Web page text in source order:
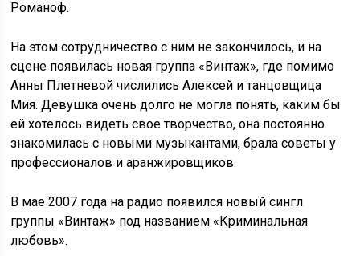
Романоф.
На этом сотрудничество с ним не закончилось, и на
сцене появилась новая группа «Винтаж», где помимо
Анны Плетневой числились Алексей и танцовщица
Мия. Девушка очень долго не могла понять, каким бы
ей хотелось видеть свое творчество, она постоянно
знакомилась с новыми музыкантами, брала советы у
профессионалов и аранжировщиков.
В мае 2007 года на радио появился новый сингл
группы «Винтаж» под названием «Криминальная
любовь».